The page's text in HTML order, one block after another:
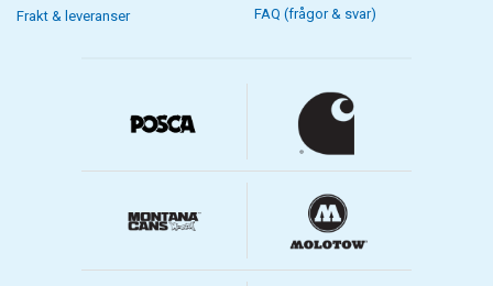
Frakt & leveranser
FAQ (frågor & svar)